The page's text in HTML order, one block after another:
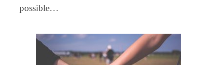
possible…